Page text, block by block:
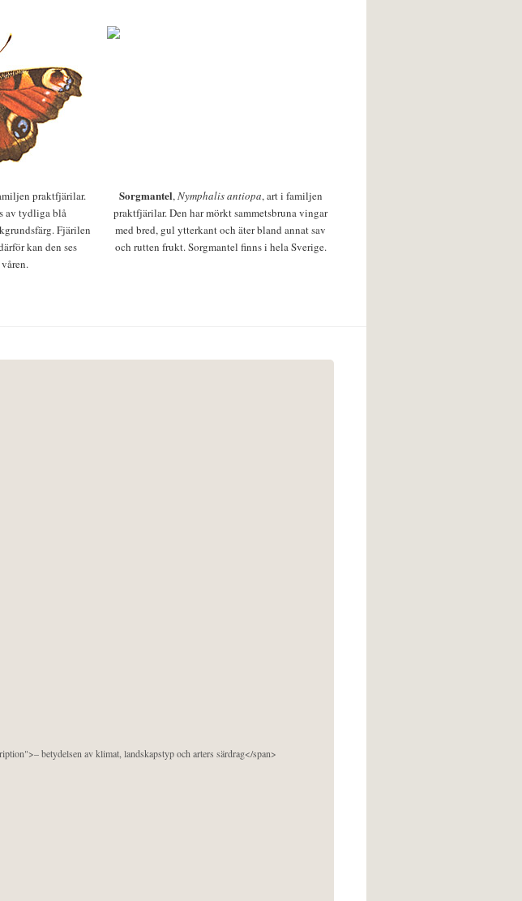
praktfjärilar.
av tydliga blå
Fjärilen
kan den ses
Sorgmantel,Nymphalis antiopa, art i familjen
praktfjärilar. Den har mörkt sammetsbruna vingar
med bred, gul ytterkant och äter bland annat sav
och rutten frukt. Sorgmantel finns i hela Sverige.
betydelsen av klimat, landskapstyp och arters särdrag</span>